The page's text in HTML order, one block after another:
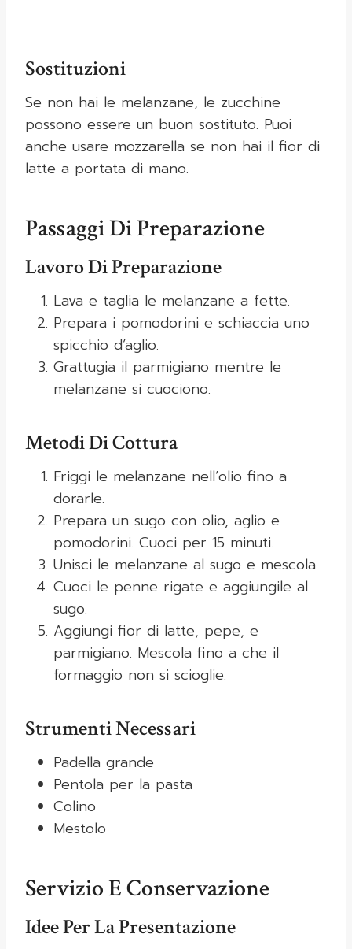
Sostituzioni
Se non hai le melanzane, le zucchine
possono essere un buon sostituto. Puoi
anche usare mozzarella se non hai il fior di
latte a portata di mano.
Passaggi Di Preparazione
Lavoro Di Preparazione
Lava e taglia le melanzane a fette.
Prepara i pomodorini e schiaccia uno
spicchio d’aglio.
Grattugia il parmigiano mentre le
melanzane si cuociono.
Metodi Di Cottura
Friggi le melanzane nell’olio fino a
dorarle.
Prepara un sugo con olio, aglio e
pomodorini. Cuoci per 15 minuti.
Unisci le melanzane al sugo e mescola.
Cuoci le penne rigate e aggiungile al
sugo.
Aggiungi fior di latte, pepe, e
parmigiano. Mescola fino a che il
formaggio non si scioglie.
Strumenti Necessari
Padella grande
Pentola per la pasta
Colino
Mestolo
Servizio E Conservazione
Idee Per La Presentazione